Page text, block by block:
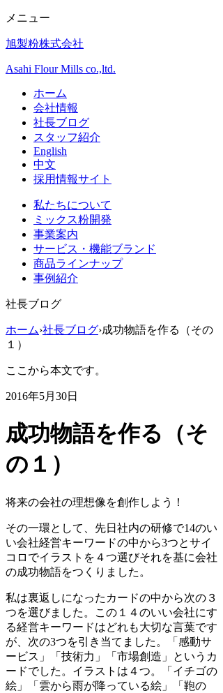
メニュー
旭製粉株式会社
Asahi Flour Mills co.,ltd.
ホーム
会社情報
社長ブログ
スタッフ紹介
English
中文
採用情報サイト
私たちについて
ミックス粉開発
事業案内
サービス・機能ブランド
商品ラインナップ
事例紹介
社長ブログ
ホーム›社長ブログ›成功物語を作る（その
１）
ここから本文です。
2016年5月30日
成功物語を作る（そ
の１）
将来の会社の理想像を創作しよう！
その一環として、先日社内の研修で14のい
い会社経営キーワードの中から3つとサイ
コロでイラストを４つ選びそれを基に会社
の成功物語をつくりました。
私は裏返しになったカードの中から次の３
つを選びました。この１４のいい会社にす
る経営キーワードはどれも大切な言葉です
が、次の3つを引き当てました。「感動サ
ービス」「技術力」「市場創造」というカ
ードでした。イラストは４つ。「イチゴの
絵」「雲から雨が降っている絵」「鞄の